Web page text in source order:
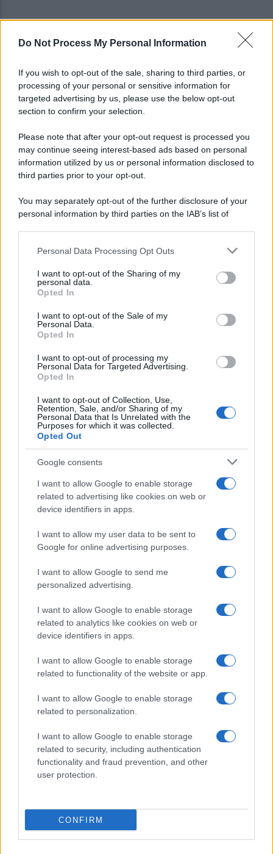
Do Not Process My Personal Information
If you wish to opt-out of the sale, sharing to third parties, or
processing of your personal or sensitive information for
targeted advertising by us, please use the below opt-out
section to confirm your selection.
Please note that after your opt-out request is processed you
may continue seeing interest-based ads based on personal
information utilized by us or personal information disclosed to
third parties prior to your opt-out.
You may separately opt-out of the further disclosure of your
personal information by third parties on the IAB’s list of
This information may also be disclosed by us to third parties
disclose it to other third parties.
Please note that this website/app uses one or more Google
services and may gather and store information including but
not limited to your visit or usage behaviour. You may click to
grant or deny consent to Google and its third-party tags to
consent section.
Personal Data Processing Opt Outs
I want to opt-out of the Sharing of my
personal data.
Opted In
I want to opt-out of the Sale of my
Personal Data.
Opted In
I want to opt-out of processing my
Personal Data for Targeted Advertising.
Opted In
I want to opt-out of Collection, Use,
Retention, Sale, and/or Sharing of my
Personal Data that Is Unrelated with the
Purposes for which it was collected.
Opted Out
Google consents
I want to allow Google to enable storage
related to advertising like cookies on web or
device identifiers in apps.
I want to allow my user data to be sent to
Google for online advertising purposes.
I want to allow Google to send me
personalized advertising.
I want to allow Google to enable storage
related to analytics like cookies on web or
device identifiers in apps.
I want to allow Google to enable storage
related to functionality of the website or app.
I want to allow Google to enable storage
related to personalization.
I want to allow Google to enable storage
related to security, including authentication
functionality and fraud prevention, and other
user protection.
CONFIRM
Salernitana, Cosmi senza giri di parole: "Questa
Salernitana, il ritiro estivo si chiude con il tris al
Catanzaro Primavera (3-0)
CHI SIAMO CONTATTI PUBBLICITÀ LAVORA CON NOI
OTTO CHANNEL
Iscritto al Registro degli Operatori di Comunicazione n. 37512
© Riproduzione Riservata – Ne è consentita esclusivamente una
riproduzione parziale con citazione della fonte corretta